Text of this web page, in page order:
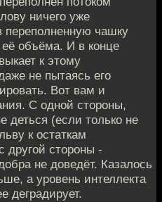
ничего уже
переполненную чашку
объёма. И в конце
к этому
не пытаясь его
Вот вам и
С одной стороны,
деться (если только не
к остаткам
другой стороны -
не доведёт. Казалось
а уровень интеллекта
деградирует.